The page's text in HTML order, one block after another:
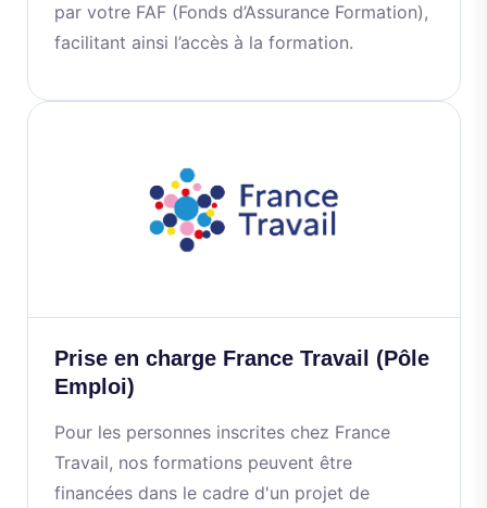
par votre FAF (Fonds d’Assurance Formation),
facilitant ainsi l’accès à la formation.
Prise en charge France Travail (Pôle
Emploi)
Pour les personnes inscrites chez France
Travail, nos formations peuvent être
financées dans le cadre d'un projet de